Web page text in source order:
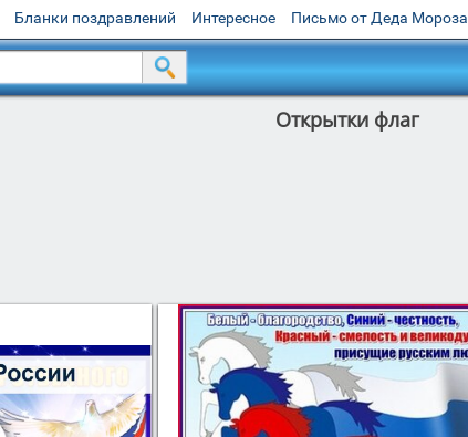
Бланки поздравлений Интересное Письмо от Деда Мороза
Открытки флаг